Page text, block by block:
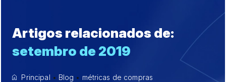
Artigos relacionados de:
setembro de 2019
Principal • Blog • métricas de compras